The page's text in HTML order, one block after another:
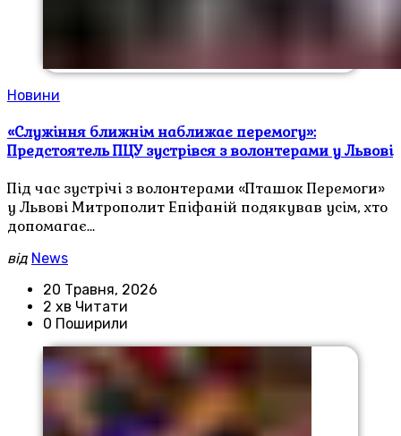
Новини
«Служіння ближнім наближає перемогу»:
Предстоятель ПЦУ зустрівся з волонтерами у Львові
Під час зустрічі з волонтерами «Пташок Перемоги»
у Львові Митрополит Епіфаній подякував усім, хто
допомагає…
від News
20 Травня, 2026
2 хв Читати
0 Поширили